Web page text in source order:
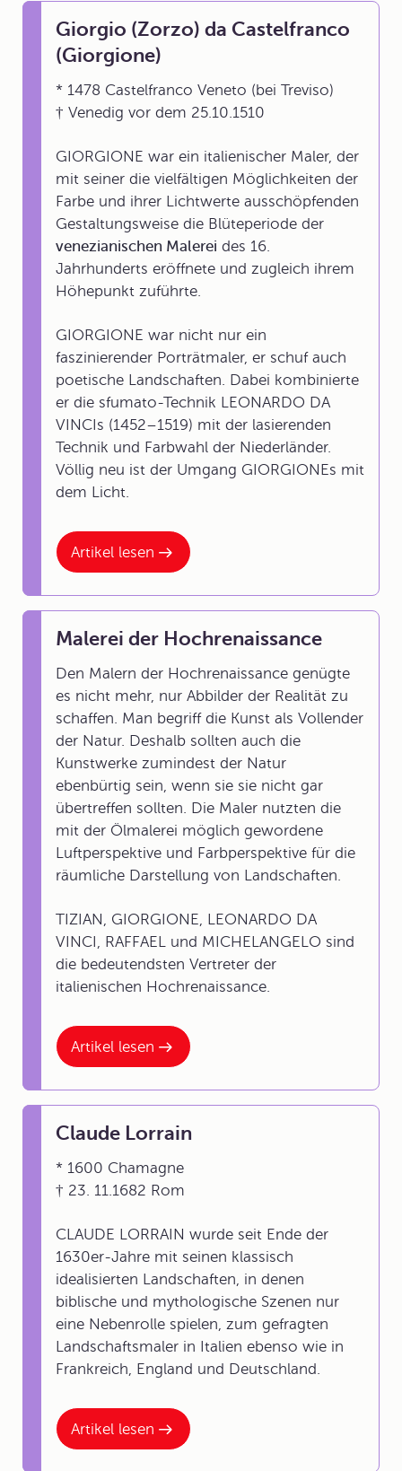
Artikel lesen
Giorgio (Zorzo) da Castelfranco
(Giorgione)
* 1478 Castelfranco Veneto (bei Treviso)
† Venedig vor dem 25.10.1510
GIORGIONE war ein italienischer Maler, der
mit seiner die vielfältigen Möglichkeiten der
Farbe und ihrer Lichtwerte ausschöpfenden
Gestaltungsweise die Blüteperiode der
venezianischen Malerei des 16.
Jahrhunderts eröffnete und zugleich ihrem
Höhepunkt zuführte.
GIORGIONE war nicht nur ein
faszinierender Porträtmaler, er schuf auch
poetische Landschaften. Dabei kombinierte
er die sfumato-Technik LEONARDO DA
VINCIs (1452–1519) mit der lasierenden
Technik und Farbwahl der Niederländer.
Völlig neu ist der Umgang GIORGIONEs mit
dem Licht.
Artikel lesen
Malerei der Hochrenaissance
Den Malern der Hochrenaissance genügte
es nicht mehr, nur Abbilder der Realität zu
schaffen. Man begriff die Kunst als Vollender
der Natur. Deshalb sollten auch die
Kunstwerke zumindest der Natur
ebenbürtig sein, wenn sie sie nicht gar
übertreffen sollten. Die Maler nutzten die
mit der Ölmalerei möglich gewordene
Luftperspektive und Farbperspektive für die
räumliche Darstellung von Landschaften.
TIZIAN, GIORGIONE, LEONARDO DA
VINCI, RAFFAEL und MICHELANGELO sind
die bedeutendsten Vertreter der
italienischen Hochrenaissance.
Artikel lesen
Claude Lorrain
* 1600 Chamagne
† 23. 11.1682 Rom
CLAUDE LORRAIN wurde seit Ende der
1630er-Jahre mit seinen klassisch
idealisierten Landschaften, in denen
biblische und mythologische Szenen nur
eine Nebenrolle spielen, zum gefragten
Landschaftsmaler in Italien ebenso wie in
Frankreich, England und Deutschland.